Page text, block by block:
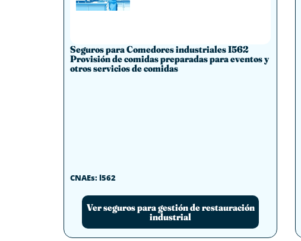
Seguros para Comedores industriales I562
Provisión de comidas preparadas para eventos y
otros servicios de comidas
CNAEs: l562
Ver seguros para gestión de restauración
industrial